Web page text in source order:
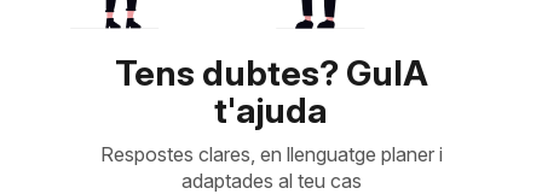
Tens dubtes? GuIA
t'ajuda
Respostes clares, en llenguatge planer i
adaptades al teu cas